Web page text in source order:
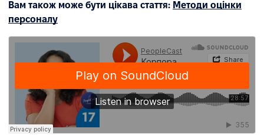
Вам також може бути цікава стаття: Методи оцінки
персоналу